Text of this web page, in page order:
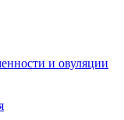
и овуляции